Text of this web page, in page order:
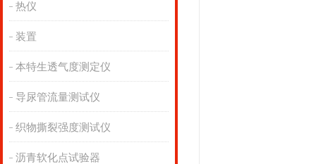
热仪
装置
本特生透气度测定仪
导尿管流量测试仪
织物撕裂强度测试仪
沥青软化点试验器